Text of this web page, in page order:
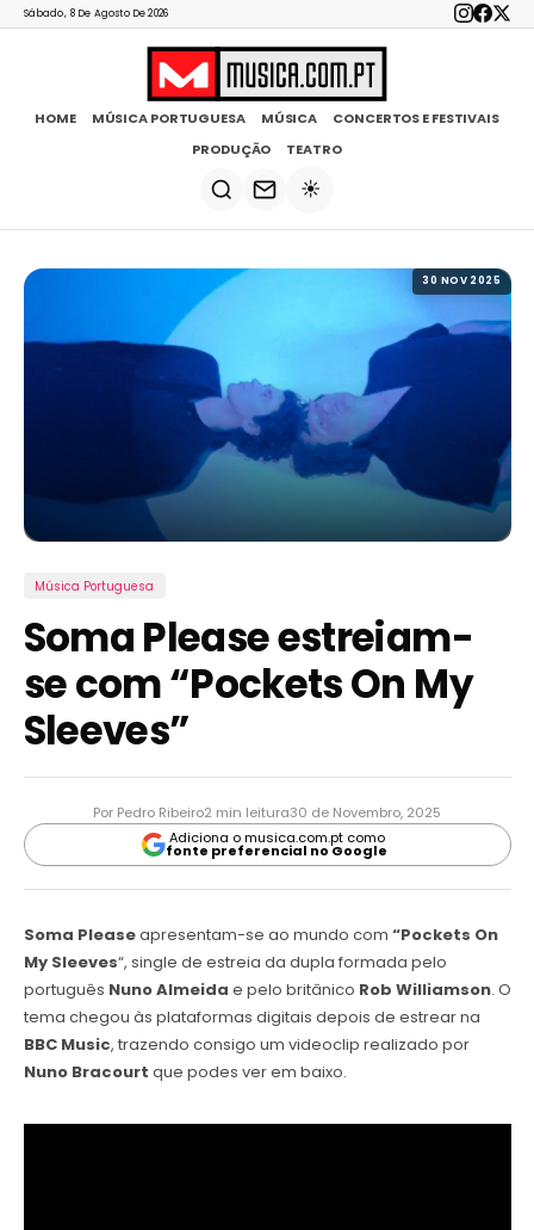
Sábado, 8 De Agosto De 2026
HOME MÚSICA PORTUGUESA MÚSICA
CONCERTOS E FESTIVAIS
PRODUÇÃO
TEATRO
☀️
30 NOV 2025
Música Portuguesa
Soma Please estreiam-
se com “Pockets On My
Sleeves”
Por Pedro Ribeiro2 min leitura30 de Novembro, 2025
Adiciona o musica.com.pt como
fonte preferencial no Google
Soma Pleaseapresentam-se ao mundo com “Pockets On
My Sleeves“, single de estreia da dupla formada pelo
português Nuno Almeida e pelo britânico Rob Williamson. O
tema chegou às plataformas digitais depois de estrear na
BBC Music, trazendo consigo um videoclip realizado por
Nuno Bracourt que podes ver em baixo.